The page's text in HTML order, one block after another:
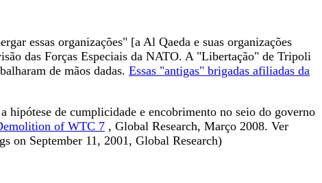
essas organizações" [a Al Qaeda e suas organizações
das Forças Especiais da NATO. A "Libertação" de Tripoli
de mãos dadas. Essas "antigas" brigadas afiliadas da
hipótese de cumplicidade e encobrimento no seio do governo
of WTC 7 , Global Research, Março 2008. Ver
on September 11, 2001, Global Research)